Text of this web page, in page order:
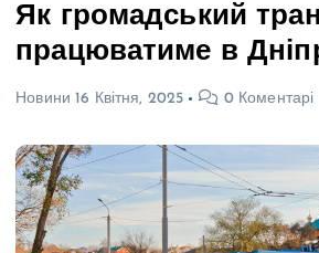
Як громадський
працюватиме в
Новини 16 Квітня, 2025 0 Коментарі